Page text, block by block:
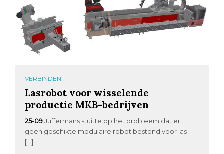
VERBINDEN
Lasrobot voor wisselende
productie MKB-bedrijven
25-09 Juffermans stuitte op het probleem dat er
geen geschikte modulaire robot bestond voor las-
[…]